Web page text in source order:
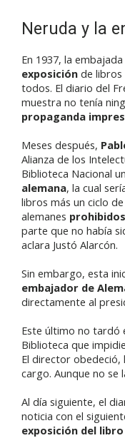
Neruda y la
En 1937, la
exposición de libros
todos. El diario del
muestra no tenía
propaganda
Meses después,
Alianza de los
Biblioteca Nacional
alemana, la cual
libros más un ciclo
alemanes prohibidos
parte que no había
aclara Justó Alarcón.
Sin embargo, esta
embajador de
directamente al
Este último no tardó
Biblioteca que
El director obedeció,
cargo. Aunque no se
Al día siguiente, el
noticia con el
exposición del